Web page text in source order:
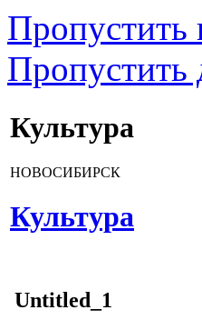
Пропустить
Пропустить
Культура
НОВОСИБИРСК
Культура
Untitled_1